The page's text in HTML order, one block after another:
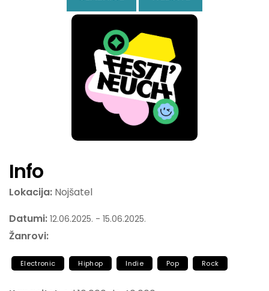
Info
Lokacija: Nojšatel
Datumi: 12.06.2025. - 15.06.2025.
Žanrovi:
Electronic Hiphop Indie Pop Rock